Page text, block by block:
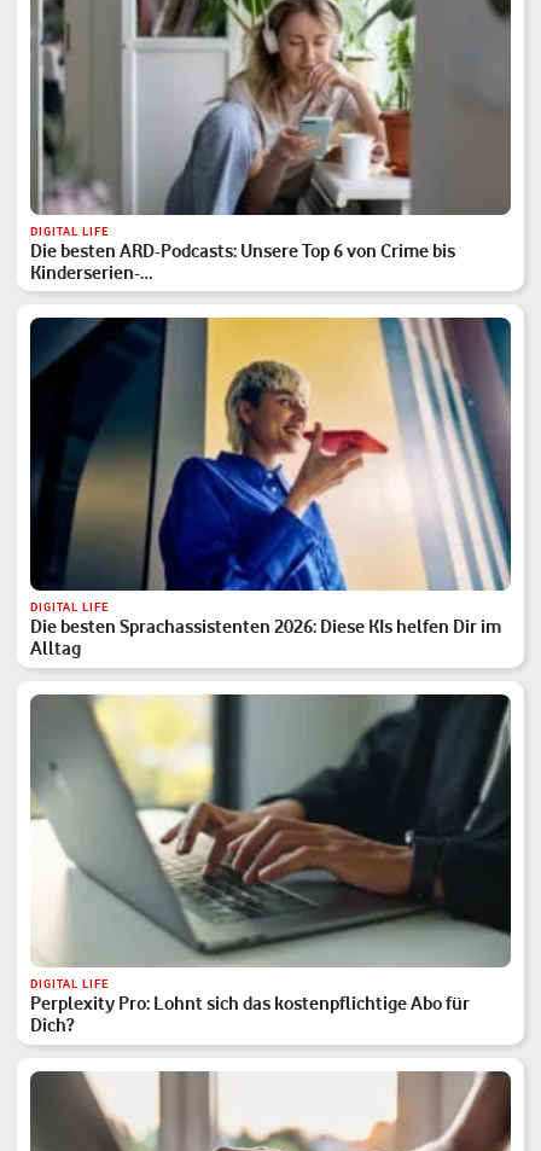
DIGITAL LIFE
Die besten ARD-Podcasts: Unsere Top 6 von Crime bis
Kinderserien-…
DIGITAL LIFE
Die besten Sprachassistenten 2026: Diese KIs helfen Dir im
Alltag
DIGITAL LIFE
Perplexity Pro: Lohnt sich das kostenpflichtige Abo für
Dich?